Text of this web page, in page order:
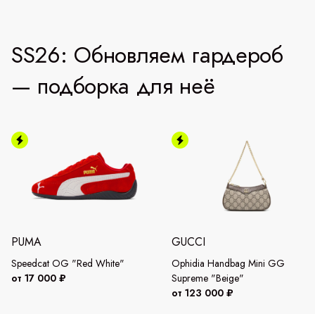
SS26: Обновляем гардероб
— подборка для неё
PUMA
Speedcat OG "Red White"
от 17 000 ₽
GUCCI
Ophidia Handbag Mini GG
Supreme "Beige"
от 123 000 ₽